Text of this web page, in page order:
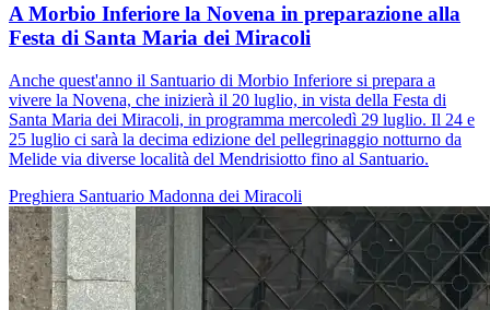
A Morbio Inferiore la Novena in preparazione alla
Festa di Santa Maria dei Miracoli
Anche quest'anno il Santuario di Morbio Inferiore si prepara a
vivere la Novena, che inizierà il 20 luglio, in vista della Festa di
Santa Maria dei Miracoli, in programma mercoledì 29 luglio. Il 24 e
25 luglio ci sarà la decima edizione del pellegrinaggio notturno da
Melide via diverse località del Mendrisiotto fino al Santuario.
Preghiera Santuario Madonna dei Miracoli